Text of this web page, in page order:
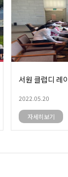
서원 클럽디 레
2022.05.20
자세히보기